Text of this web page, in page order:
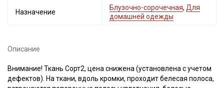
Назначение
Блузочно-сорочечная, Для
домашней одежды
Описание
Внимание! Ткань Сорт2, цена снижена (установлена с учетом
дефектов). На ткани, вдоль кромки, проходит белесая полоса,